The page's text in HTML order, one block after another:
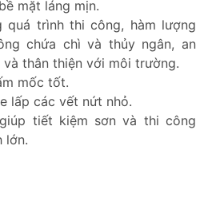
mặt láng mịn.
quá trình thi công, hàm lượng
chứa chì và thủy ngân, an
thân thiện với môi trường.
mốc tốt.
lấp các vết nứt nhỏ.
tiết kiệm sơn và thi công
lớn.